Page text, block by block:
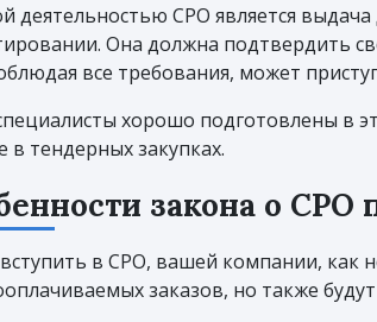
деятельностью СРО является
Она должна подтвердить
все требования, может
хорошо подготовлены в
в тендерных закупках.
закона о СРО
в СРО, вашей компании, как
заказов, но также